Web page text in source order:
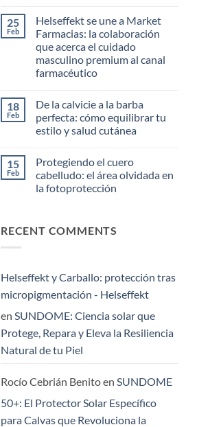
protector
solar
es
un
gran
aliado
contra
de
piel
comentarios
en
Helseffekt
renueva
el
Hércules
refuerza
su
apuesta
por
BLITZ
25
Feb
Helseffekt se une a Market
Farmacias: la colaboración
que acerca el cuidado
masculino premium al canal
farmacéutico
comentarios
Helseffekt
se
Market
Farmacias:
la
colaboración
que
masculino
18
Feb
De la calvicie a la barba
perfecta: cómo equilibrar tu
estilo y salud cutánea
comentarios
De
la
perfecta:
y
cutánea
15
Feb
Protegiendo el cuero
cabelludo: el área olvidada en
la fotoprotección
en
Protegiendo
el
área
olvidada
en
fotoprotección
RECENT COMMENTS
Helseffekt y Carballo: protección tras
micropigmentación - Helseffekt
en SUNDOME: Ciencia solar que
Protege, Repara y Eleva la Resiliencia
Natural de tu Piel
Rocío Cebrián Benitoen SUNDOME
50+: El Protector Solar Específico
para Calvas que Revoluciona la